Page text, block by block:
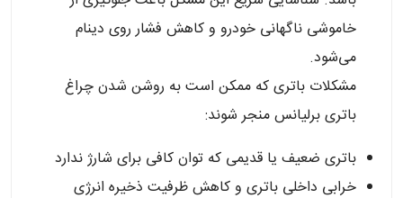
خاموشی ناگهانی خودرو و کاهش فشار روی دینام
می‌شود.
مشکلات باتری که ممکن است به روشن شدن چراغ
باتری برلیانس منجر شوند:
باتری ضعیف یا قدیمی که توان کافی برای شارژ ندارد
خرابی داخلی باتری و کاهش ظرفیت ذخیره انرژی